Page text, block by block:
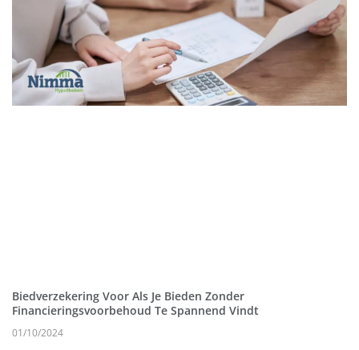
Biedverzekering Voor Als Je Bieden Zonder
Financieringsvoorbehoud Te Spannend Vindt
01/10/2024